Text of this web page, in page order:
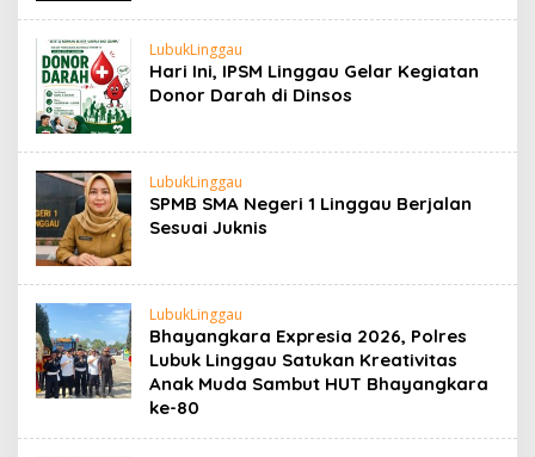
LubukLinggau
Hari Ini, IPSM Linggau Gelar Kegiatan
Donor Darah di Dinsos
LubukLinggau
SPMB SMA Negeri 1 Linggau Berjalan
Sesuai Juknis
LubukLinggau
Bhayangkara Expresia 2026, Polres
Lubuk Linggau Satukan Kreativitas
Anak Muda Sambut HUT Bhayangkara
ke-80